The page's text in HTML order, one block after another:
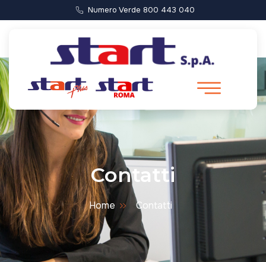
Numero Verde 800 443 040
Contatti
Home Contatti